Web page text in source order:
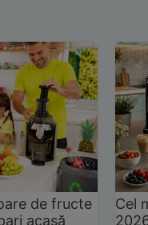
de fructe
acasă
Cel